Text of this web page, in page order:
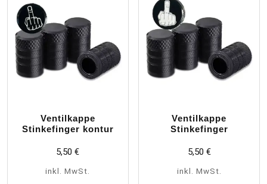
Ventilkappe
Stinkefinger kontur
5,50€
inkl. MwSt.
Ventilkappe
Stinkefinger
5,50 €
inkl. MwSt.